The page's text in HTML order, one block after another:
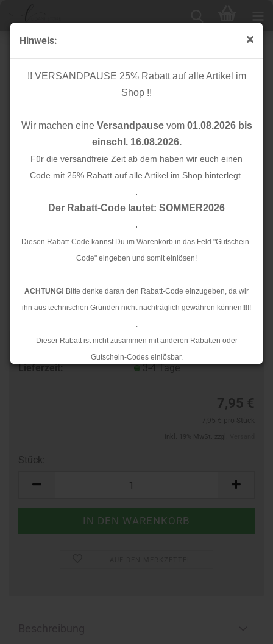
Hinweis:
!! VERSANDPAUSE 25% Rabatt auf alle Artikel im
Shop !!
Wir machen eine Versandpausevom 01.08.2026 bis
einschl. 16.08.2026.
Für die versandfreie Zeit ab dem haben wir euch einen
Code mit 25% Rabatt auf alle Artikel im Shop hinterlegt.
.
Der Rabatt-Code lautet: SOMMER2026
.
Diesen Rabatt-Code kannst Du im Warenkorb in das Feld "Gutschein-
Code" eingeben und somit einlösen!
.
ACHTUNG! Bitte denke daran den Rabatt-Code einzugeben, da wir
ihn aus technischen Gründen nicht nachträglich gewähren können!!!!!
.
Dieser Rabatt ist nicht zusammen mit anderen Rabatten oder
Gutschein-Codes einlösbar.
.
Rückstaus kann es jedoch zu längeren Lieferzeiten kommen.
Bio Stripe Me - College Col. 42 - Weekender -
Hamburger Liebe
Lieferzeit:
3-4 Tage
7,95 €
Stück: